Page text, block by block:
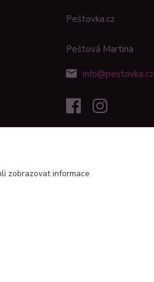
Peštovka.cz
Peštová Martina
info@pestovka.cz
zobrazovat informace